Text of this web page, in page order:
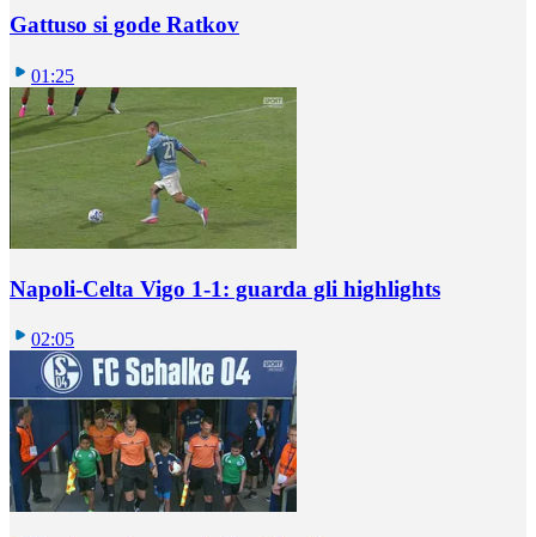
Gattuso si gode Ratkov
01:25
Napoli-Celta Vigo 1-1: guarda gli highlights
02:05